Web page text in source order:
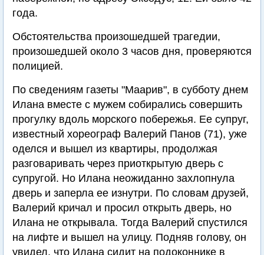
года.
Обстоятельства произошедшей трагедии,
произошедшей около 3 часов дня, проверяются
полицией.
По сведениям газеты "Маарив", в субботу днем
Илана вместе с мужем собирались совершить
прогулку вдоль морского побережья. Ее супруг,
известный хореограф Валерий Панов (71), уже
оделся и вышел из квартиры, продолжая
разговаривать через приоткрытую дверь с
супругой. Но Илана неожиданно захлопнула
дверь и заперла ее изнутри. По словам друзей,
Валерий кричал и просил открыть дверь, но
Илана не открывала. Тогда Валерий спустился
на лифте и вышел на улицу. Подняв голову, он
увидел, что Илана сидит на подоконнике в